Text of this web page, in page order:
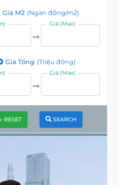
Giá M2 (Ngàn đồng/m2)
Giá (Max)
Giá Tổng (Triệu đồng)
Giá (Max)
RESET SEARCH